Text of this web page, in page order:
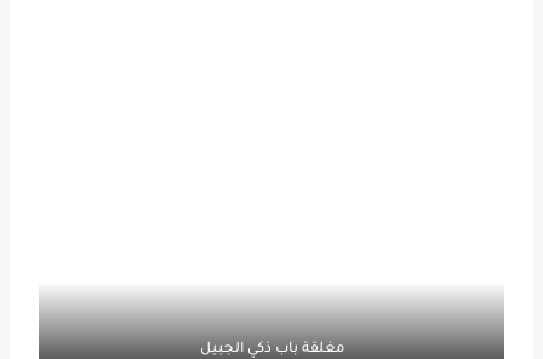
مغلقة باب ذكي الجبيل